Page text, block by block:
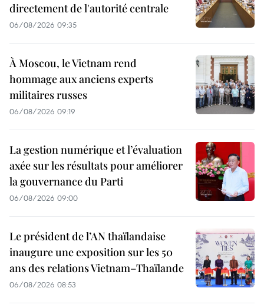
directement de l'autorité centrale
06/08/2026 09:35
À Moscou, le Vietnam rend
hommage aux anciens experts
militaires russes
06/08/2026 09:19
La gestion numérique et l’évaluation
axée sur les résultats pour améliorer
la gouvernance du Parti
06/08/2026 09:00
Le président de l’AN thaïlandaise
inaugure une exposition sur les 50
ans des relations Vietnam–Thaïlande
06/08/2026 08:53